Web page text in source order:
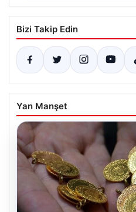
Bizi Takip Edin
Yan Manşet